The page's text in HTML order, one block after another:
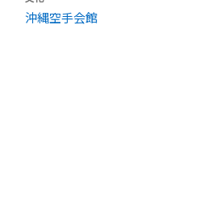
沖縄空手会館